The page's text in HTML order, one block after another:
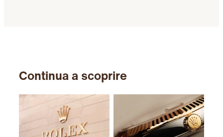
Continua a scoprire